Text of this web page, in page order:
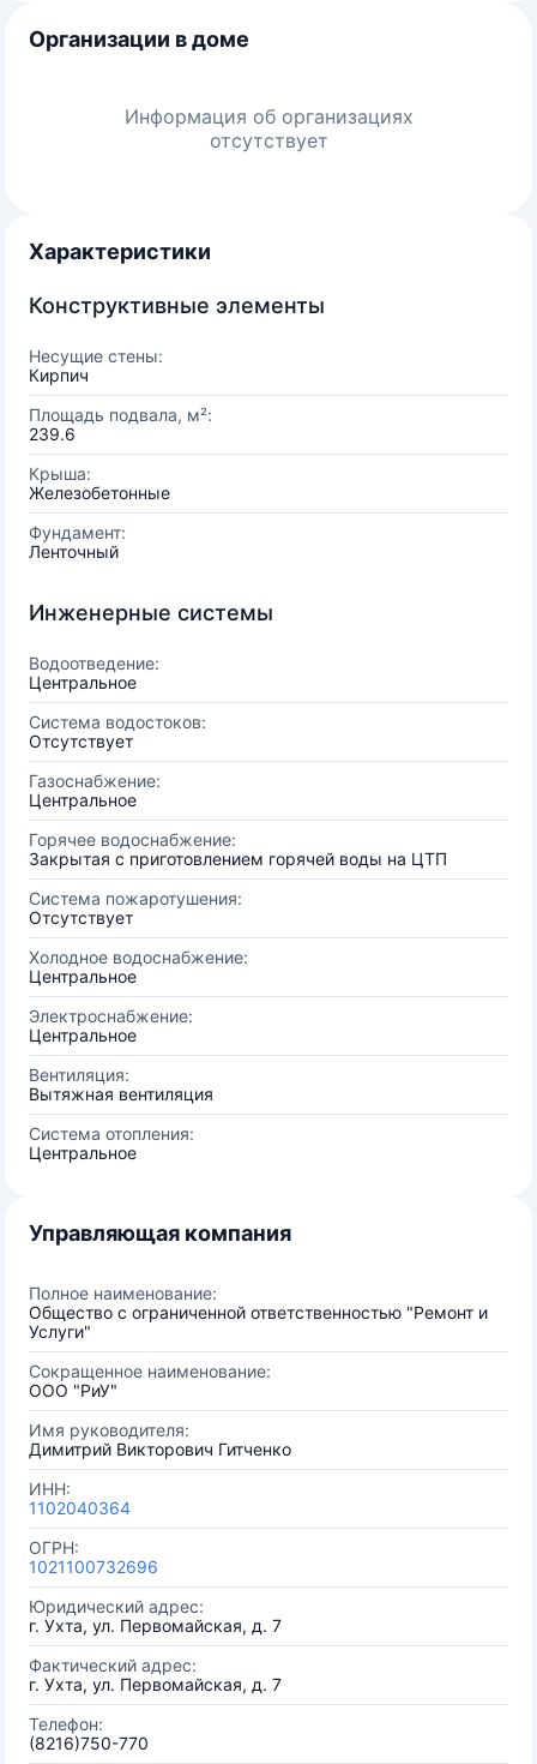
Организации в доме
Информация об организациях
отсутствует
Характеристики
Конструктивные элементы
Несущие стены:
Кирпич
Площадь подвала, м²:
239.6
Крыша:
Железобетонные
Фундамент:
Ленточный
Инженерные системы
Водоотведение:
Центральное
Система водостоков:
Отсутствует
Газоснабжение:
Центральное
Горячее водоснабжение:
Закрытая с приготовлением горячей воды на ЦТП
Система пожаротушения:
Отсутствует
Холодное водоснабжение:
Центральное
Электроснабжение:
Центральное
Вентиляция:
Вытяжная вентиляция
Система отопления:
Центральное
Управляющая компания
Полное наименование:
Общество с ограниченной ответственностью "Ремонт и
Услуги"
Сокращенное наименование:
ООО "РиУ"
Имя руководителя:
Димитрий Викторович Гитченко
ИНН:
1102040364
ОГРН:
1021100732696
Юридический адрес:
г. Ухта, ул. Первомайская, д. 7
Фактический адрес:
г. Ухта, ул. Первомайская, д. 7
Телефон:
(8216)750-770